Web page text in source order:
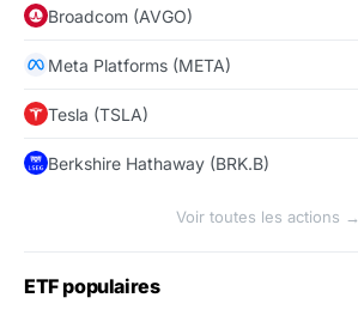
Broadcom (AVGO)
Meta Platforms (META)
Tesla (TSLA)
Berkshire Hathaway (BRK.B)
Voir toutes les actions →
ETF populaires